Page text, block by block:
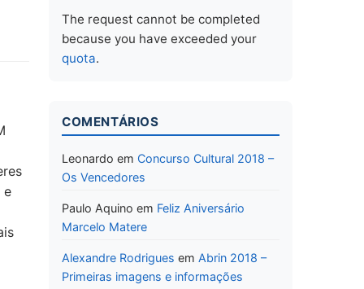
e
The request cannot be completed
because you have exceeded your
quota.
COMENTÁRIOS
Leonardo em Concurso Cultural 2018 –
Os Vencedores
Paulo Aquino em Feliz Aniversário
Marcelo Matere
Alexandre Rodrigues em Abrin 2018 –
Primeiras imagens e informações